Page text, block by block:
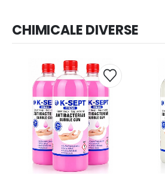
CHIMICALE DIVERSE